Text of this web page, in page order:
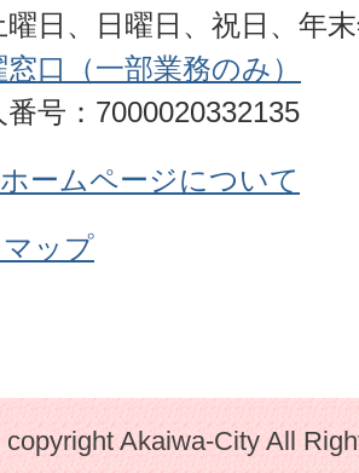
曜日、日曜日、祝日、年
窓口（一部業務のみ）
番号：7000020332135
ームページについて
ップ
copyright Akaiwa-City All